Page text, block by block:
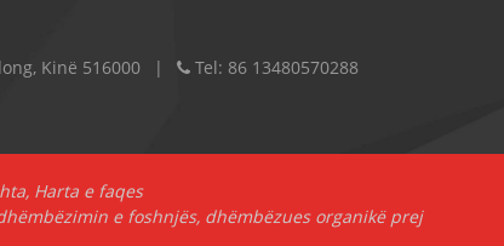
Kinë 516000 Tel: 86 13480570288
, Harta e faqes
e foshnjës, dhëmbëzues organikë prej